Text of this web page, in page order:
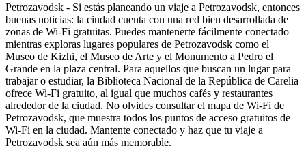
Petrozavodsk - Si estás planeando un viaje a Petrozavodsk, entonces
buenas noticias: la ciudad cuenta con una red bien desarrollada de
zonas de Wi-Fi gratuitas. Puedes mantenerte fácilmente conectado
mientras exploras lugares populares de Petrozavodsk como el
Museo de Kizhi, el Museo de Arte y el Monumento a Pedro el
Grande en la plaza central. Para aquellos que buscan un lugar para
trabajar o estudiar, la Biblioteca Nacional de la República de Carelia
ofrece Wi-Fi gratuito, al igual que muchos cafés y restaurantes
alrededor de la ciudad. No olvides consultar el mapa de Wi-Fi de
Petrozavodsk, que muestra todos los puntos de acceso gratuitos de
Wi-Fi en la ciudad. Mantente conectado y haz que tu viaje a
Petrozavodsk sea aún más memorable.